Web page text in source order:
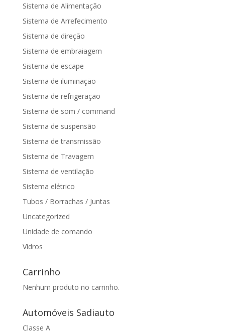
Sistema de Alimentação
Sistema de Arrefecimento
Sistema de direção
Sistema de embraiagem
Sistema de escape
Sistema de iluminação
Sistema de refrigeração
Sistema de som / command
Sistema de suspensão
Sistema de transmissão
Sistema de Travagem
Sistema de ventilação
Sistema elétrico
Tubos / Borrachas / Juntas
Uncategorized
Unidade de comando
Vidros
Carrinho
Nenhum produto no carrinho.
Automóveis Sadiauto
Classe A